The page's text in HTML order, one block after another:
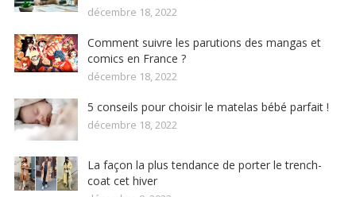
décembre 18, 2022
Comment suivre les parutions des mangas et
comics en France ?
décembre 18, 2022
5 conseils pour choisir le matelas bébé parfait !
décembre 18, 2022
La façon la plus tendance de porter le trench-
coat cet hiver